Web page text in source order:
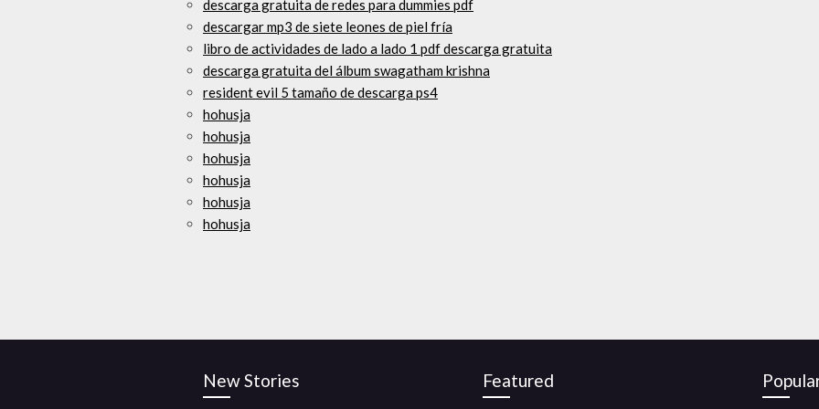
descarga gratuita de redes para dummies pdf
descargar mp3 de siete leones de piel fría
libro de actividades de lado a lado 1 pdf descarga gratuita
descarga gratuita del álbum swagatham krishna
resident evil 5 tamaño de descarga ps4
hohusja
hohusja
hohusja
hohusja
hohusja
hohusja
New Stories Featured